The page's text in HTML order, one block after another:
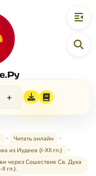
+
Читать онлайн
из Иудеев (I-XII гл.)
через Сошествие Св. Духа
гл.).